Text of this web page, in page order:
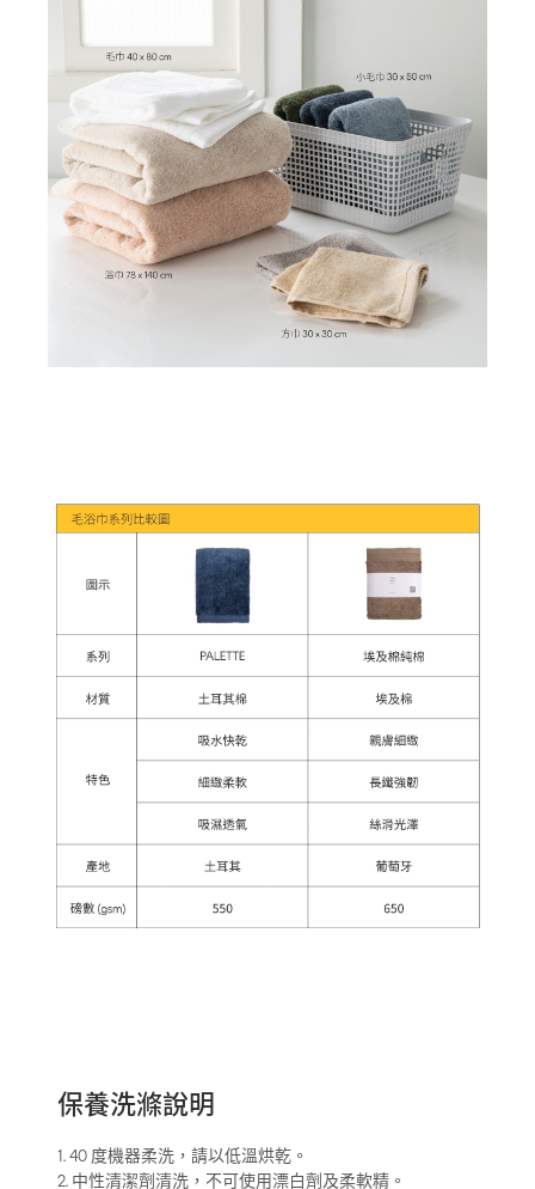
保養洗滌說明
1. 40 度機器柔洗，請以低溫烘乾。
2. 中性清潔劑清洗，不可使用漂白劑及柔軟精。